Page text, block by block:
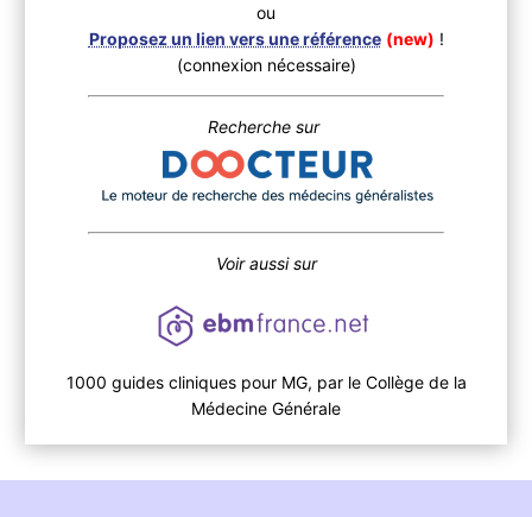
ou
Proposez un lien vers une référence (new) !
(connexion nécessaire)
Recherche sur
Voir aussi sur
1000 guides cliniques pour MG, par le Collège de la
Médecine Générale